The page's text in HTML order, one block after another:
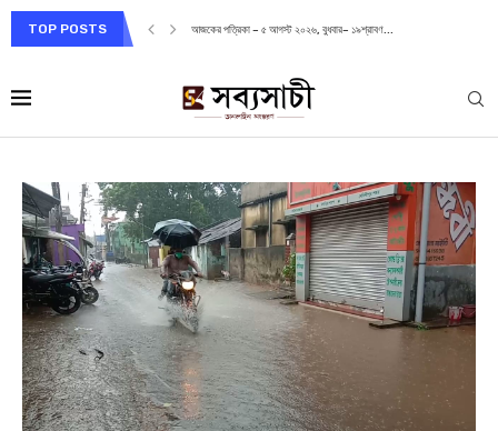
TOP POSTS আজকের পত্রিকা – ৫ আগস্ট ২০২৬, বুধবার– ১৯শ্রাবণ...